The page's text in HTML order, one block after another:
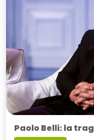
Paolo Belli: la